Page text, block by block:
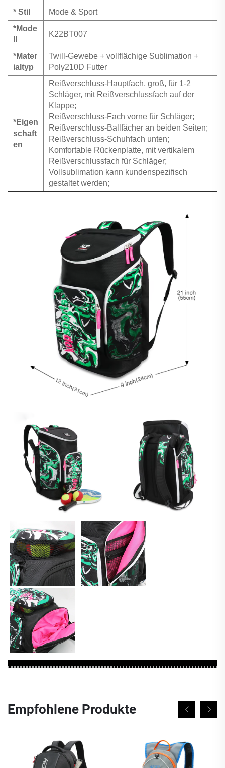
* Stil
Mode & Sport
*Mode
K22BT007
*Mater
ialtyp
Twill-Gewebe + vollflächige Sublimation +
Poly210D Futter
*Eigen
schaft
en
Reißverschluss-Hauptfach, groß, für 1-2
Schläger, mit Reißverschlussfach auf der
Klappe;
Reißverschluss-Fach vorne für Schläger;
Reißverschluss-Ballfächer an beiden Seiten;
Reißverschluss-Schuhfach unten;
Komfortable Rückenplatte, mit vertikalem
Reißverschlussfach für Schläger;
Vollsublimation kann kundenspezifisch
gestaltet werden;
Empfohlene Produkte